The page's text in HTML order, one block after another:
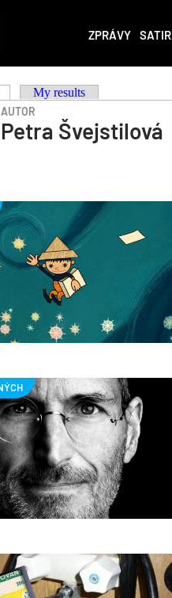
ZPRÁVY
(aktivní záložka)
My results
AUTOR
Petra Švejstilová